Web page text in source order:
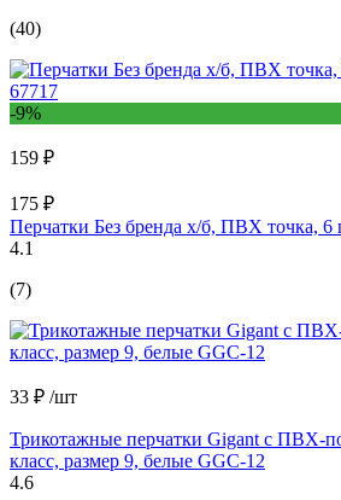
(40)
-9%
159 ₽
175 ₽
Перчатки Без бренда х/б, ПВХ точка, 6
4.1
(7)
33 ₽ /шт
Трикотажные перчатки Gigant с ПВХ-
класс, размер 9, белые GGC-12
4.6